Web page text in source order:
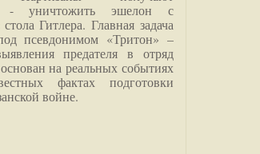
- уничтожить эшелон с
Гитлера. Главная задача
псевдонимом «Тритон» –
предателя в отряд
на реальных событиях
фактах подготовки
войне.